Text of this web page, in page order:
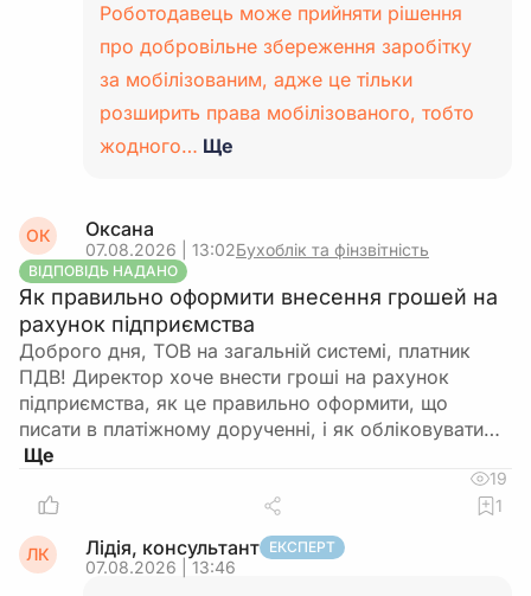
Роботодавець може прийняти рішення
про добровільне збереження заробітку
за мобілізованим, адже це тільки
розширить права мобілізованого, тобто
жодного… Ще
ОК Оксана
07.08.2026 | 13:02Бухоблік та фінзвітність
ВІДПОВІДЬ НАДАНО
Як правильно оформити внесення грошей на
рахунок підприємства
Доброго дня, ТОВ на загальній системі, платник
ПДВ! Директор хоче внести гроші на рахунок
підприємства, як це правильно оформити, що
писати в платіжному дорученні, і як обліковувати…
19
1
ЛК Лідія, консультант ЕКСПЕРТ
07.08.2026 | 13:46